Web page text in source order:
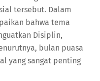
tersebut. Dalam
bahwa tema
Disiplin,
bulan puasa
yang sangat penting